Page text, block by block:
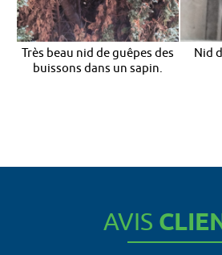
Très beau nid de guêpes des
buissons dans un sapin.
Nid
AVIS